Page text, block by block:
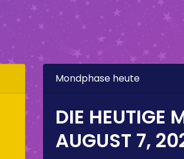
Mondphase heute
DIE HEUTIGE
AUGUST 7,